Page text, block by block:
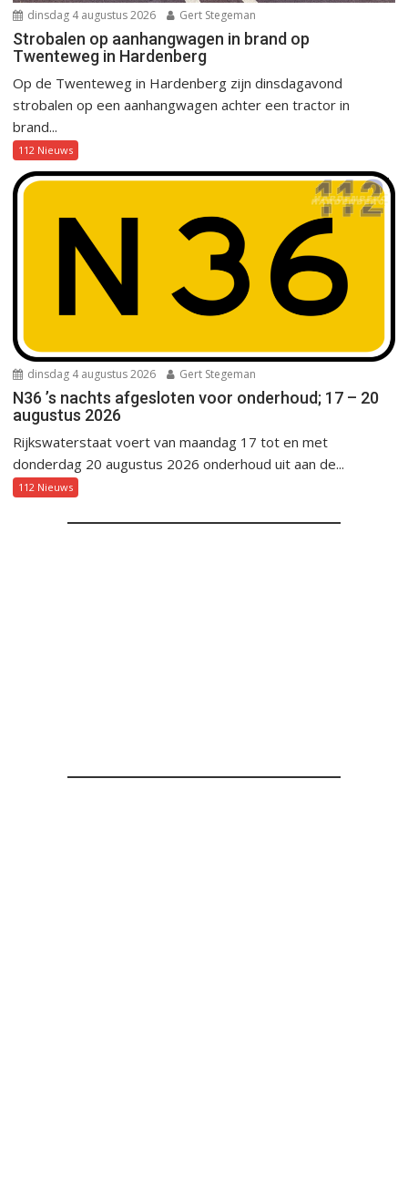
dinsdag 4 augustus 2026 Gert Stegeman
Strobalen op aanhangwagen in brand op
Twenteweg in Hardenberg
Op de Twenteweg in Hardenberg zijn dinsdagavond
strobalen op een aanhangwagen achter een tractor in
brand...
112 Nieuws
dinsdag 4 augustus 2026 Gert Stegeman
N36 ’s nachts afgesloten voor onderhoud; 17 – 20
augustus 2026
Rijkswaterstaat voert van maandag 17 tot en met
donderdag 20 augustus 2026 onderhoud uit aan de...
112 Nieuws